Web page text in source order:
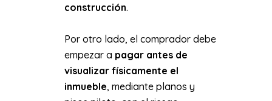
construcción.
Por otro lado, el comprador debe
empezar a pagar antes de
visualizar físicamente el
inmueble, mediante planos y